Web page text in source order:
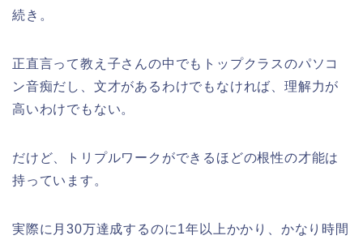
続き。
正直言って教え子さんの中でもトップクラスのパソコ
ン音痴だし、文才があるわけでもなければ、理解力が
高いわけでもない。
だけど、トリプルワークができるほどの根性の才能は
持っています。
実際に月30万達成するのに1年以上かかり、かなり時間